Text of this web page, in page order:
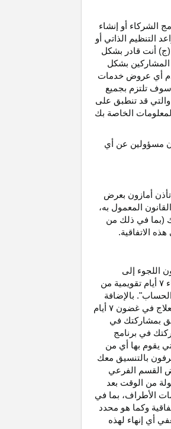
الشركاء أو إنشاء
التنظيم الذاتي أو
(ج) أنت قادر بشكل
المشاركين بشكل
أي عروض خدمات
تلتزم بجميع
والتي قد تنطبق على
الخاصة بك
مسؤولين عن أي
أمازون بعرض
المعمول به،
(بما في ذلك من
الاتفاقية.
اللجوء إلى
۷ أيام تقويمية من
بالإضافة
في غضون ۷ أيام
بمشاركتك في
في برنامج
يقوم بها أي من
بالتنسيق معك
القسم الفرعي
معقولة من الوقت بعد
الأطراف، بما في
وكما هو محدد
أي إنهاء لهذه